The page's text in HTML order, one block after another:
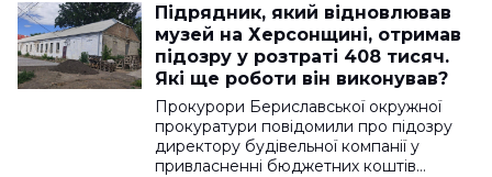
Підрядник, який відновлював
музей на Херсонщині, отримав
підозру у розтраті 408 тисяч.
Які ще роботи він виконував?
Прокурори Бериславської окружної
прокуратури повідомили про підозру
директору будівельної компанії у
привласненні бюджетних коштів…